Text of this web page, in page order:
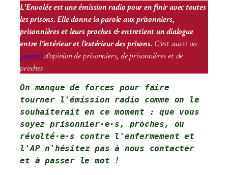
L’Envolée est une émission radio pour en finir avec toutes
les prisons. Elle donne la parole aux prisonniers,
prisonnières et leurs proches & entretient un dialogue
entre l’intérieur et l’extérieur des prisons. C’est aussi un
journald’opinion de prisonniers, de prisonnières et de
proches.
On manque de forces pour faire
tourner l'émission radio comme on le
souhaiterait en ce moment : que vous
soyez prisonnier·e·s, proches, ou
révolté·e·s contre l'enfermement et
l'AP n'hésitez pas à nous contacter
et à passer le mot !